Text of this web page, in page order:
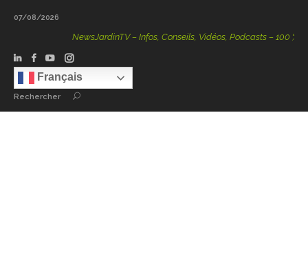
07/08/2026
NewsJardinTV – Infos, Conseils, Vidéos, Podcasts – 100 % Nature
Français
Rechercher